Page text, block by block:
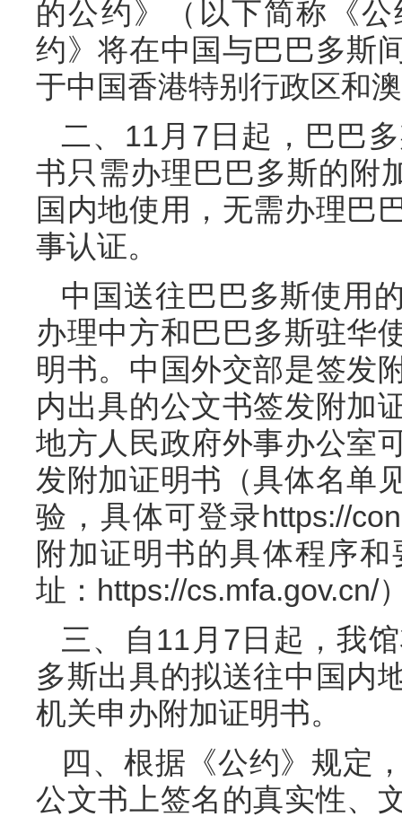
的公约》（以下简称《
约》将在中国与巴巴多斯
于中国香港特别行政区和
二、11月7日起，巴巴
书只需办理巴巴多斯的附
国内地使用，无需办理巴
事认证。
中国送往巴巴多斯使用
办理中方和巴巴多斯驻华
明书。中国外交部是签发
内出具的公文书签发附加
地方人民政府外事办公室
发附加证明书（具体名单
验，具体可登录https://
附加证明书的具体程序
址：https://cs.mfa.gov.cn/
三、自11月7日起，我
多斯出具的拟送往中国内
机关申办附加证明书。
四、 根据《公约》规定
公文书上签名的真实性、